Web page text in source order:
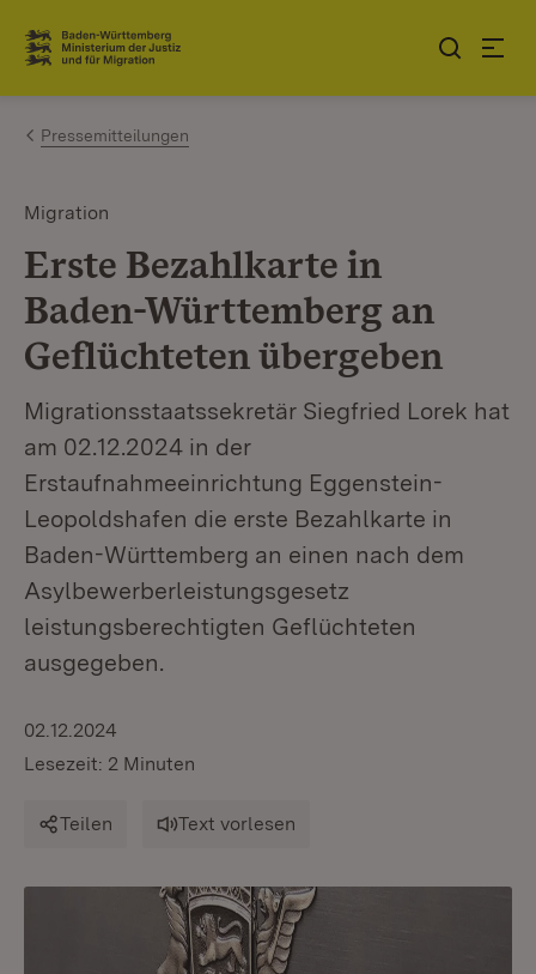
Zum Inhalt springen
Link zur Startseite
Pressemitteilungen
Migration
Erste Bezahlkarte in
Baden-Württemberg an
Geflüchteten übergeben
Migrationsstaatssekretär Siegfried Lorek hat
am 02.12.2024 in der
Erstaufnahmeeinrichtung Eggenstein-
Leopoldshafen die erste Bezahlkarte in
Baden-Württemberg an einen nach dem
Asylbewerberleistungsgesetz
leistungsberechtigten Geflüchteten
ausgegeben.
02.12.2024
Lesezeit: 2 Minuten
Teilen Text vorlesen